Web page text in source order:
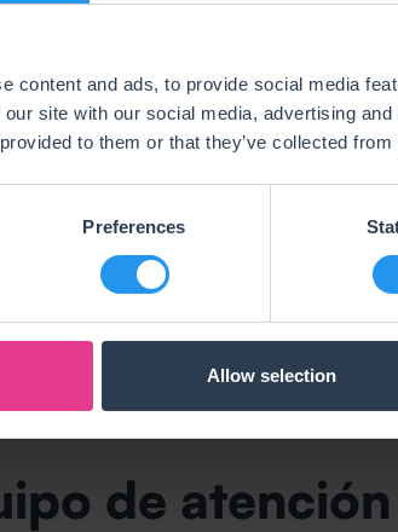
content and ads, to provide social media
site with our social media, advertising
to them or that they’ve collected
Preferences
Allow selection
Jefe de equipo para la
Checa y Eslovaquia
de